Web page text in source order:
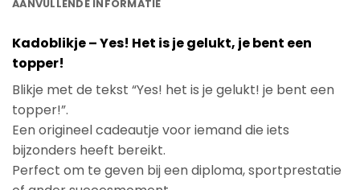
AANVULLENDE INFORMATIE
Kadoblikje – Yes! Het is je gelukt, je bent een
topper!
Blikje met de tekst “Yes! het is je gelukt! je bent een
topper!”.
Een origineel cadeautje voor iemand die iets
bijzonders heeft bereikt.
Perfect om te geven bij een diploma, sportprestatie